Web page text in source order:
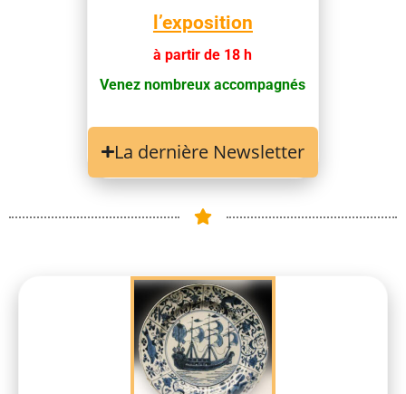
l’exposition
à partir de 18 h
Venez nombreux accompagnés
La dernière Newsletter